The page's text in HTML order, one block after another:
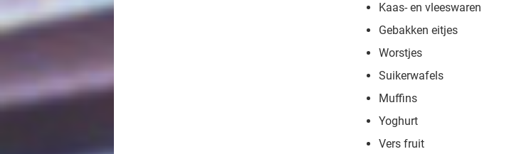
Kaas- en vleeswaren
Gebakken eitjes
Worstjes
Suikerwafels
Muffins
Yoghurt
Vers fruit